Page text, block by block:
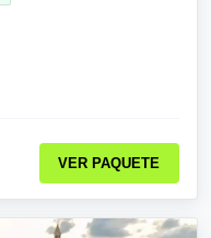
VER PAQUETE